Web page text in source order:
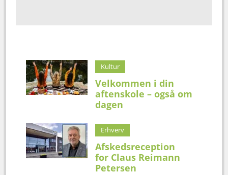
Kultur
Velkommen i din
aftenskole – også om
dagen
Erhverv
Afskedsreception
for Claus Reimann
Petersen